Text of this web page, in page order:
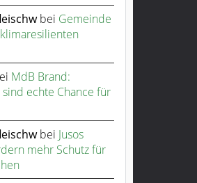
bei Gemeinde
MdB Brand:
echte Chance für
bei Jusos
mehr Schutz für